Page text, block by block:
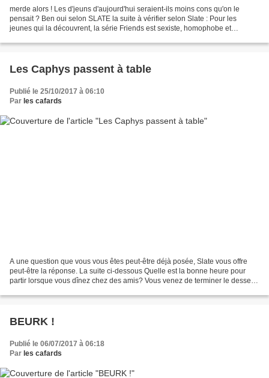
merde alors ! Les d'jeuns d'aujourd'hui seraient-ils moins cons qu'on le
pensait ? Ben oui selon SLATE la suite à vérifier selon Slate : Pour les
jeunes qui la découvrent, la série Friends est sexiste, homophobe et
Les Caphys passent à table
Publié le 25/10/2017 à 06:10
Par les cafards
A une question que vous vous êtes peut-être déjà posée, Slate vous offre
peut-être la réponse. La suite ci-dessous Quelle est la bonne heure pour
partir lorsque vous dînez chez des amis? Vous venez de terminer le dessert,
BEURK !
Publié le 06/07/2017 à 06:18
Par les cafards